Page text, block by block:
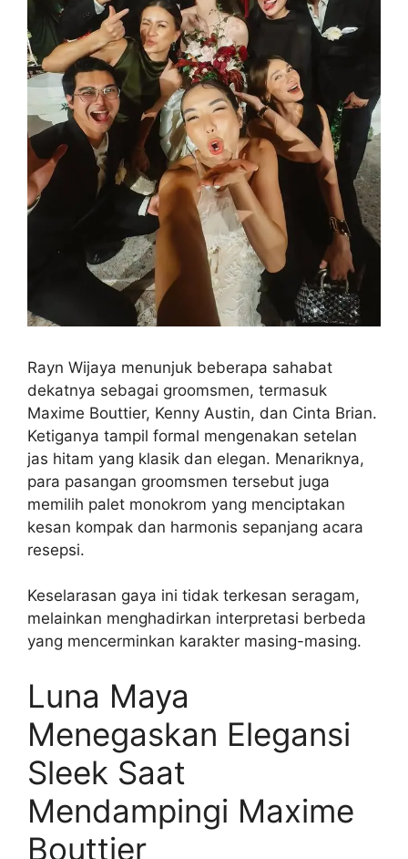
Rayn Wijaya menunjuk beberapa sahabat
dekatnya sebagai groomsmen, termasuk
Maxime Bouttier, Kenny Austin, dan Cinta Brian.
Ketiganya tampil formal mengenakan setelan
jas hitam yang klasik dan elegan. Menariknya,
para pasangan groomsmen tersebut juga
memilih palet monokrom yang menciptakan
kesan kompak dan harmonis sepanjang acara
resepsi.
Keselarasan gaya ini tidak terkesan seragam,
melainkan menghadirkan interpretasi berbeda
yang mencerminkan karakter masing-masing.
Luna Maya
Menegaskan Elegansi
Sleek Saat
Mendampingi Maxime
Bouttier